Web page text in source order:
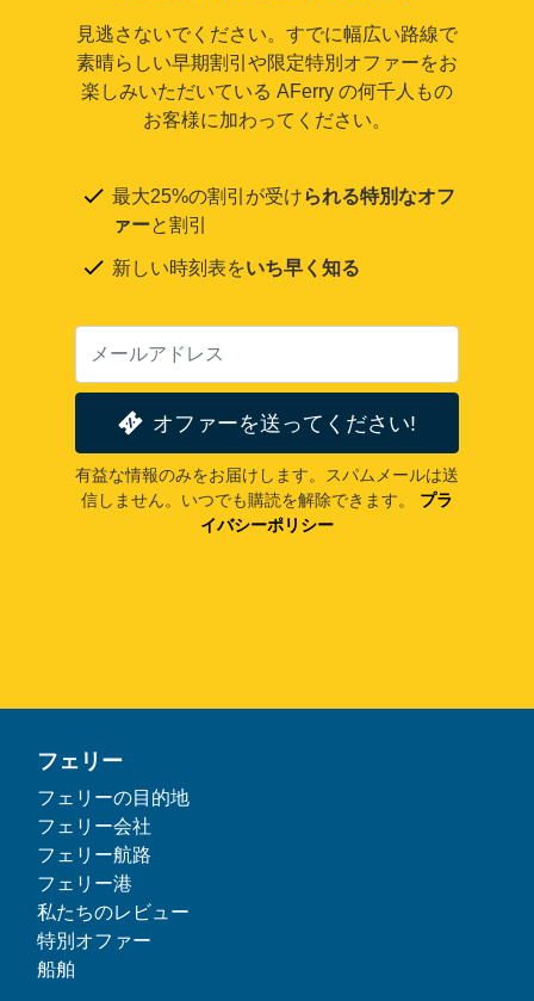
見逃さないでください。すでに幅広い路線で
素晴らしい早期割引や限定特別オファーをお
楽しみいただいている AFerry の何千人もの
お客様に加わってください。
最大25%の割引が受けられる特別なオフ
ァーと割引
新しい時刻表をいち早く知る
オファーを送ってください!
有益な情報のみをお届けします。スパムメールは送
信しません。いつでも購読を解除できます。
プラ
イバシーポリシー
フェリー
フェリーの目的地
フェリー会社
フェリー航路
フェリー港
私たちのレビュー
特別オファー
船舶